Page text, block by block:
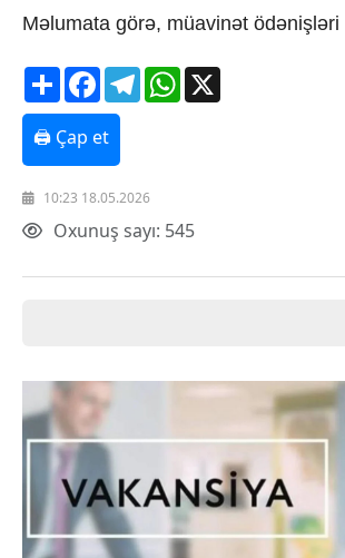
Telekommunikasiya və nəqliyyat
Cəmiyyət
Crossmedia.az - 1 yaş
Siyasət
Məhkəmə və hüquq
Ekologiya
Zəfər - 5
Media və QHT
Mətbuat-150
Əlaqə
Missiyamız
Məlumata görə, müavinət ödənişləri
ShareFacebookTelegramWhatsApp
🖨 Çap et
10:23 18.05.2026
Oxunuş sayı: 545